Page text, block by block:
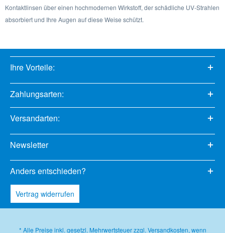
Kontaktlinsen über einen hochmodernen Wirkstoff, der schädliche UV-Strahlen
absorbiert und Ihre Augen auf diese Weise schützt.
Ihre Vorteile:
Zahlungsarten:
Versandarten:
Newsletter
Anders entschieden?
Vertrag widerrufen
* Alle Preise inkl. gesetzl. Mehrwertsteuer zzgl.Versandkosten, wenn